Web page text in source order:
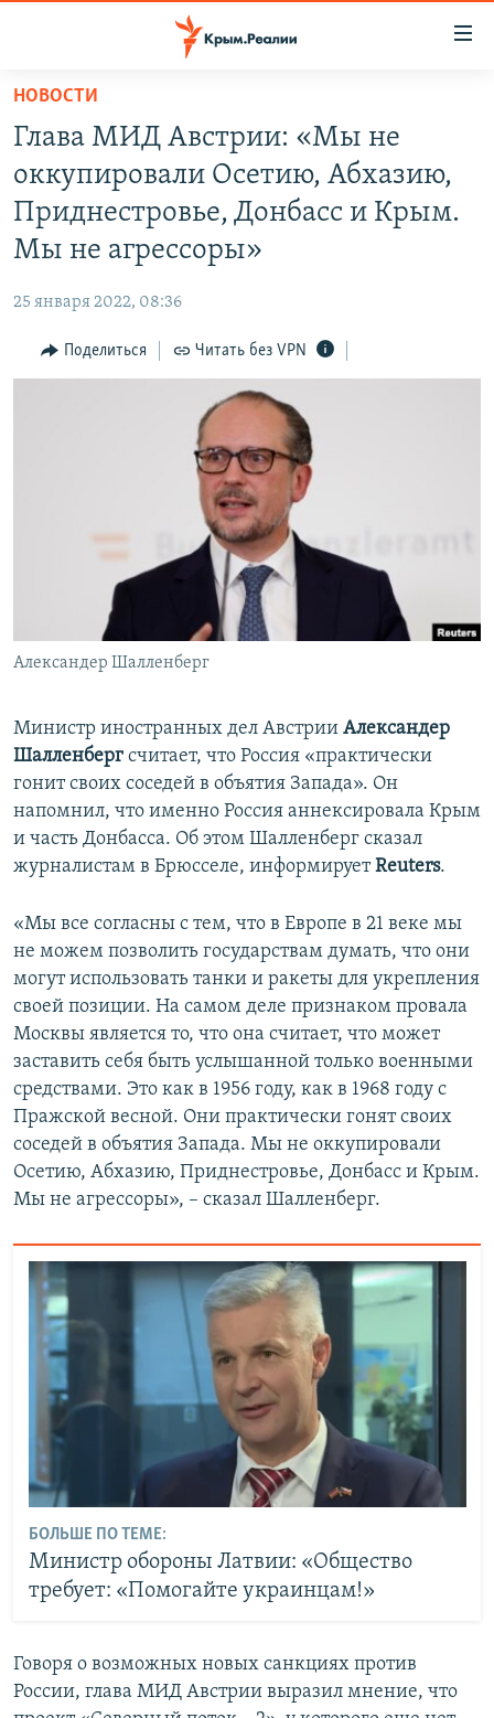
Вернуться
основному
содержанию
Вернутся
главной
Вернутся
поиску
СПЕЦПРОЕКТЫ
ВОДА
ИСТОРИЯ
ИНТЕРАКТИВ
ИНФОГРАФИКА
СОВЕТЫ ПРАВОЗАЩИТНИКОВ
ПОБЕДИТЕЛЕЙ НЕ СУДЯТ?
КРЫМ.НЕПОКОРЕННЫЙ
УКРАИНСКАЯ ПРОБЛЕМА КРЫМА
РАДІО СВОБОДА
КАК ОБОЙТИ БЛОКИРОВКУ
Все сайты RFE/RL
НОВОСТИ
Глава МИД Австрии: «Мы не
оккупировали Осетию, Абхазию,
Приднестровье, Донбасс и Крым.
Мы не агрессоры»
25 января 2022, 08:36
Поделиться Читать без VPN
Александер Шалленберг
Министр иностранных дел Австрии Александер
Шалленберг считает, что Россия «практически
гонит своих соседей в объятия Запада». Он
напомнил, что именно Россия аннексировала Крым
и часть Донбасса. Об этом Шалленберг сказал
журналистам в Брюсселе, информируетReuters.
«Мы все согласны с тем, что в Европе в 21 веке мы
не можем позволить государствам думать, что они
могут использовать танки и ракеты для укрепления
своей позиции. На самом деле признаком провала
Москвы является то, что она считает, что может
заставить себя быть услышанной только военными
средствами. Это как в 1956 году, как в 1968 году с
Пражской весной. Они практически гонят своих
соседей в объятия Запада. Мы не оккупировали
Осетию, Абхазию, Приднестровье, Донбасс и Крым.
Мы не агрессоры», – сказал Шалленберг.
БОЛЬШЕ ПО ТЕМЕ:
Министр обороны Латвии: «Общество
требует: «Помогайте украинцам!»
Говоря о возможных новых санкциях против
России, глава МИД Австрии выразил мнение, что